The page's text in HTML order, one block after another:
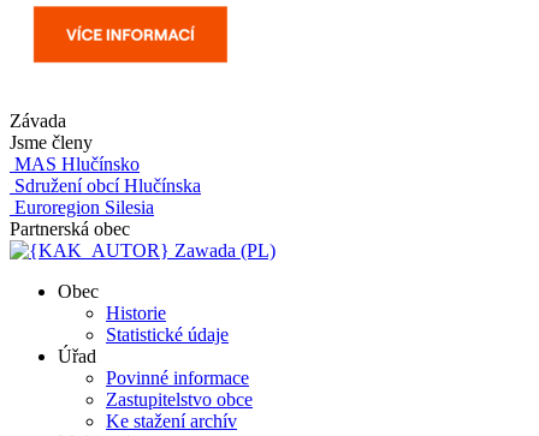
Závada
Jsme členy
MAS Hlučínsko
Sdružení obcí Hlučínska
Euroregion Silesia
Partnerská obec
Zawada (PL)
Obec
Historie
Statistické údaje
Úřad
Povinné informace
Zastupitelstvo obce
Ke stažení archív